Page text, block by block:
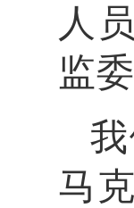
人
监
马